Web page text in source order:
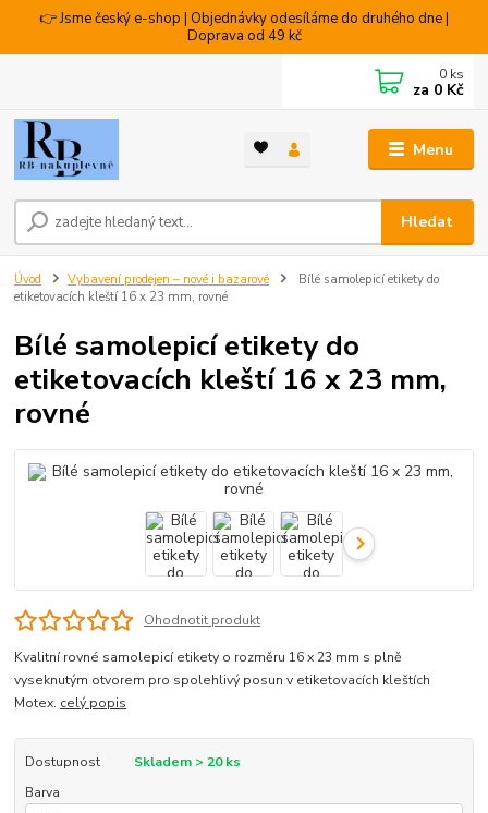
👉 Jsme český e-shop | Objednávky odesíláme do druhého dne |
Doprava od 49 kč
Menu
Hledat
0 ks
za 0 Kč
Úvod Vybavení prodejen – nové i bazarové
Bílé samolepicí etikety do
etiketovacích kleští 16 x 23 mm, rovné
Bílé samolepicí etikety do
etiketovacích kleští 16 x 23 mm,
rovné
Ohodnotit produkt
Kvalitní rovné samolepicí etikety o rozměru 16 x 23 mm s plně
vyseknutým otvorem pro spolehlivý posun v etiketovacích kleštích
Motex. celý popis
Dostupnost
Skladem > 20 ks
Barva